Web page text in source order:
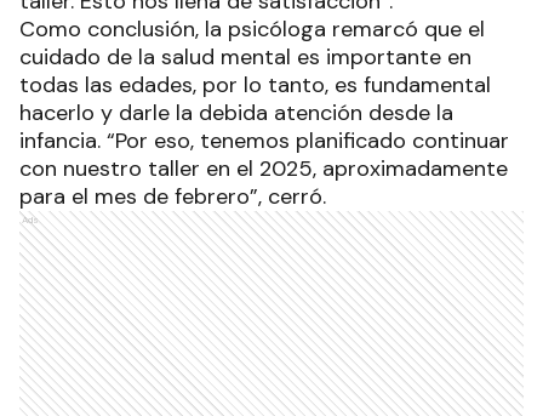
Como conclusión, la psicóloga remarcó que el
cuidado de la salud mental es importante en
todas las edades, por lo tanto, es fundamental
hacerlo y darle la debida atención desde la
infancia. “Por eso, tenemos planificado continuar
con nuestro taller en el 2025, aproximadamente
para el mes de febrero”, cerró.
Ads